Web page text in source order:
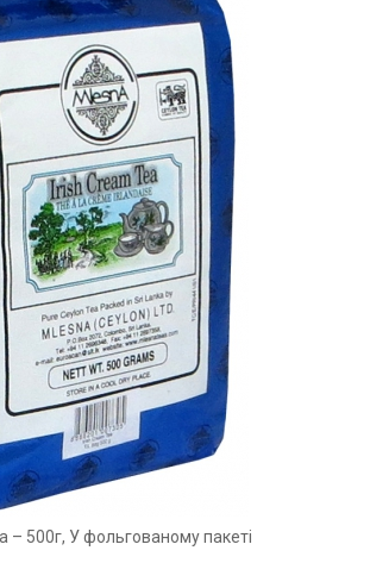
– 500г, У фольгованому пакеті